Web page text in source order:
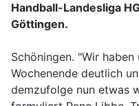
Handball-Landesliga
Göttingen.
Schöningen. "Wir
Wochenende deutlich
demzufolge nun etwas